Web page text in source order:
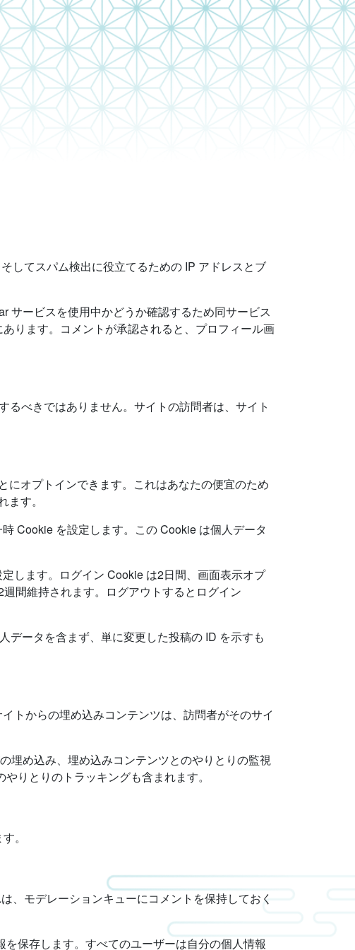
してスパム検出に役立てるための IP アドレスとブ
サービスを使用中かどうか確認するため同サービス
ります。コメントが承認されると、プロフィール画
べきではありません。サイトの訪問者は、サイト
オプトインできます。これはあなたの便宜のため
す。
Cookie を設定します。この Cookie は個人データ
します。ログイン Cookie は2日間、画面表示オプ
間維持されます。ログアウトするとログイン
データを含まず、単に変更した投稿の ID を示すも
トからの埋め込みコンテンツは、訪問者がそのサイ
埋め込み、埋め込みコンテンツとのやりとりの監視
りとりのトラッキングも含まれます。
。
、モデレーションキューにコメントを保持しておく
保存します。すべてのユーザーは自分の個人情報